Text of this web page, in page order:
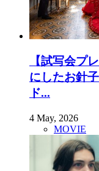
【試写会プ
にしたお針
ド...
4 May, 2026
MOVIE